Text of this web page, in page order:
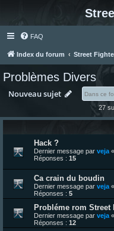
FAQ
Index du forum Street
Problèmes Divers
Nouveau sujet
27
Hack ?
Dernier message par veja «
Réponses : 15
Ca crain du boudin
Dernier message par veja «
Réponses : 5
Probléme rom Street
Dernier message par veja «
Réponses : 12